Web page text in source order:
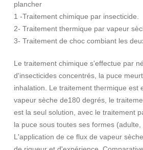
plancher
1 -Traitement chimique par insecticide.
2- Traitement thermique par vapeur
3- Traitement de choc combiant les
Le traitement chimique s'effectue par
d'insecticides concentrés, la puce
inhalation. Le traitement thermique est
vapeur sèche de180 degrés, le
est la seul solution, avec le traitement
la puce sous toutes ses formes
L'application de ce flux de vapeur